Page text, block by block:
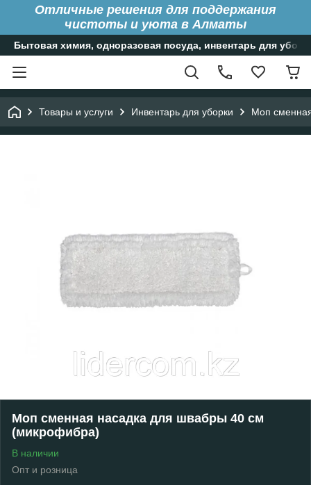
Отличные решения для поддержания
чистоты и уюта в Алматы
Бытовая химия, одноразовая посуда, инвентарь для
Товары и услуги Инвентарь для уборки Моп
Моп сменная насадка для швабры 40 см
(микрофибра)
В наличии
Опт и розница